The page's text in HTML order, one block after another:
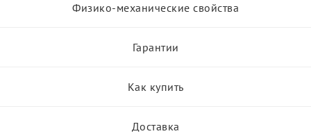
Физико-механические свойства
Гарантии
Как купить
Доставка